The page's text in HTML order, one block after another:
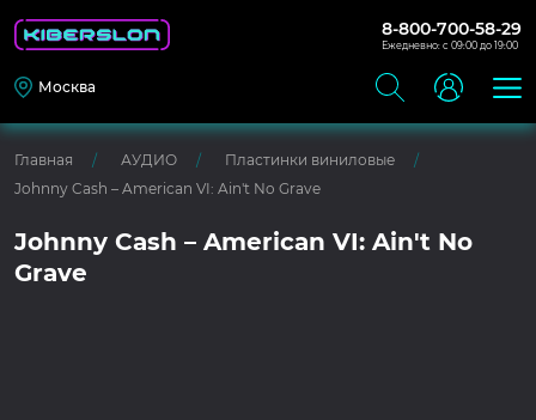
8-800-700-58-29
Ежедневно: с 09:00 до 19:00
Москва
Главная АУДИО
Пластинки виниловые
Johnny Cash – American VI: Ain't No Grave
Johnny Cash – American VI: Ain't No
Grave